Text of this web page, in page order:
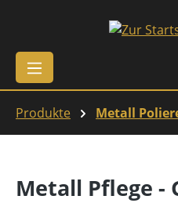
Zum Hauptinhalt springen
Produkte Metall
Metall Pflege -